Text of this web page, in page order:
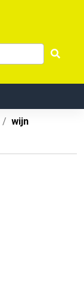
wijn